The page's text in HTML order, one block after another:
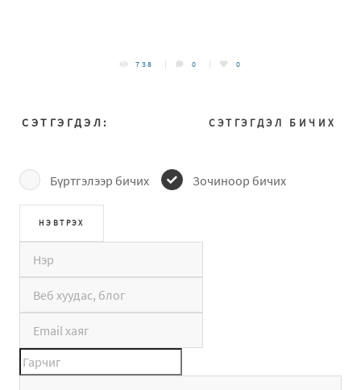
738 0 0
СЭТГЭГДЭЛ БИЧИХ
СЭТГЭГДЭЛ:
Бүртгэлээр бичих Зочиноор бичих